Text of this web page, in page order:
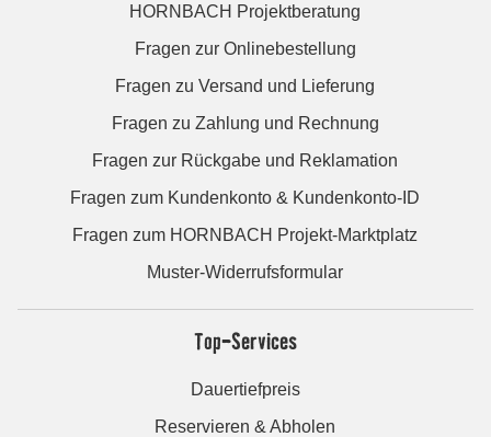
HORNBACH Projektberatung
Fragen zur Onlinebestellung
Fragen zu Versand und Lieferung
Fragen zu Zahlung und Rechnung
Fragen zur Rückgabe und Reklamation
Fragen zum Kundenkonto & Kundenkonto-ID
Fragen zum HORNBACH Projekt-Marktplatz
Muster-Widerrufsformular
Top-Services
Dauertiefpreis
Reservieren & Abholen